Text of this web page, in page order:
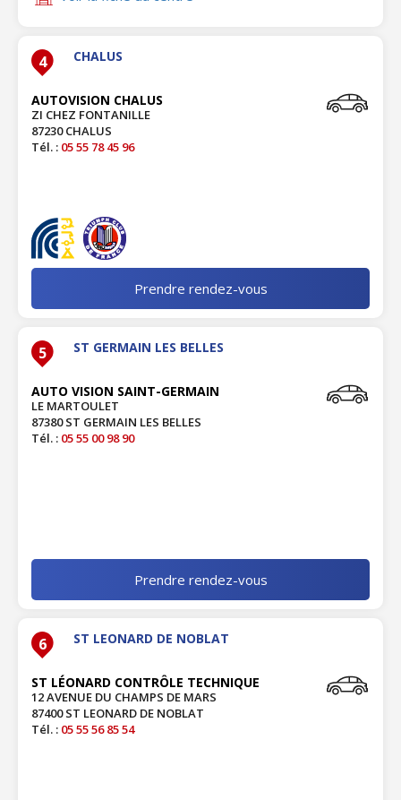
4 CHALUS
AUTOVISION CHALUS
ZI CHEZ FONTANILLE
87230 CHALUS
Tél. : 05 55 78 45 96
Prendre rendez-vous
5 ST GERMAIN LES BELLES
AUTO VISION SAINT-GERMAIN
LE MARTOULET
87380 ST GERMAIN LES BELLES
Tél. : 05 55 00 98 90
Prendre rendez-vous
6 ST LEONARD DE NOBLAT
ST LÉONARD CONTRÔLE TECHNIQUE
12 AVENUE DU CHAMPS DE MARS
87400 ST LEONARD DE NOBLAT
Tél. : 05 55 56 85 54